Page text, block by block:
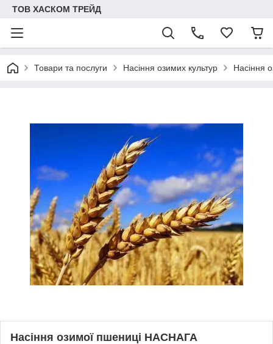
ТОВ ХАСКОМ ТРЕЙД
Товари та послуги Насіння озимих культур Насіння
Насіння озимої пшениці НАСНАГА